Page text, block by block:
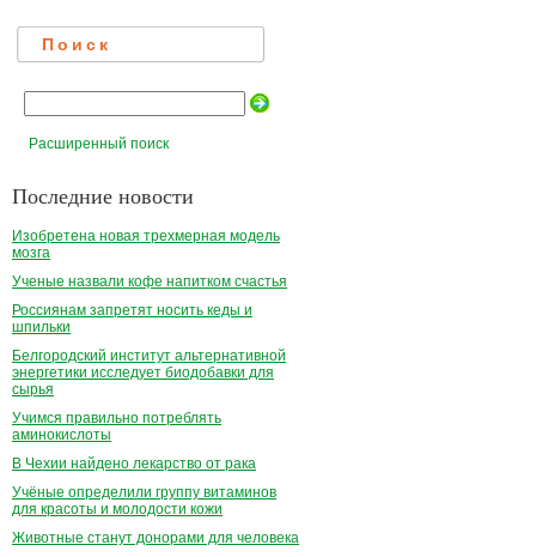
Поиск
Расширенный поиск
Последние новости
Изобретена новая трехмерная модель
мозга
Ученые назвали кофе напитком счастья
Россиянам запретят носить кеды и
шпильки
Белгородский институт альтернативной
энергетики исследует биодобавки для
сырья
Учимся правильно потреблять
аминокислоты
В Чехии найдено лекарство от рака
Учёные определили группу витаминов
для красоты и молодости кожи
Животные станут донорами для человека